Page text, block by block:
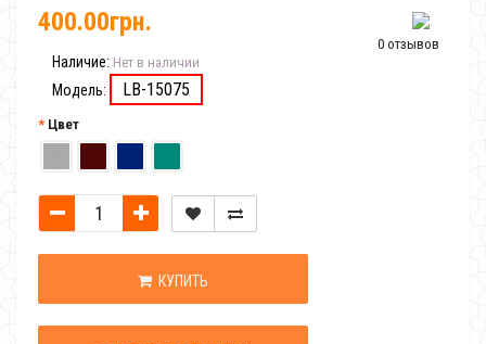
0 отзывов
400.00грн.
Наличие: Нет в наличии
Модель: LB-15075
Цвет
КУПИТЬ